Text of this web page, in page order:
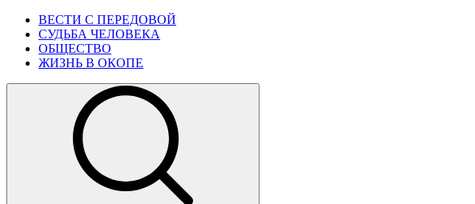
Skip
content
Primary
Menu
ВЕСТИ С ПЕРЕДОВОЙ
СУДЬБА ЧЕЛОВЕКА
ОБЩЕСТВО
ЖИЗНЬ В ОКОПЕ